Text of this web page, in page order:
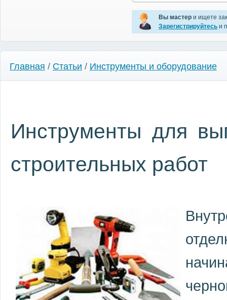
Вы мастер и ищете
Зарегистрируйтесь и
Главная / Статьи / Инструменты и оборудование
Инструменты для
строительных работ